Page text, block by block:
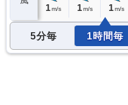
1 m/s 1 m/s 1 m/s
5分毎 1時間毎